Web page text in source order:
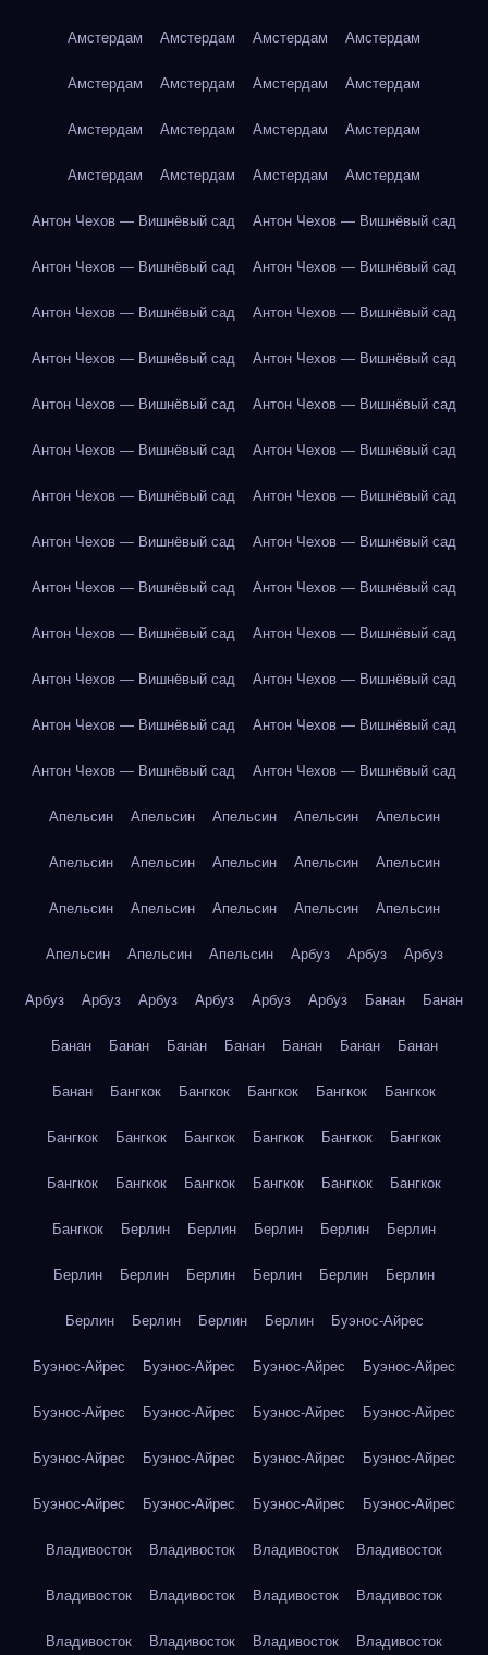
Амстердам Амстердам Амстердам Амстердам
Амстердам Амстердам Амстердам Амстердам
Амстердам Амстердам Амстердам Амстердам
Амстердам Амстердам Амстердам Амстердам
Антон Чехов — Вишнёвый сад Антон Чехов — Вишнёвый сад
Антон Чехов — Вишнёвый сад Антон Чехов — Вишнёвый сад
Антон Чехов — Вишнёвый сад Антон Чехов — Вишнёвый сад
Антон Чехов — Вишнёвый сад Антон Чехов — Вишнёвый сад
Антон Чехов — Вишнёвый сад Антон Чехов — Вишнёвый сад
Антон Чехов — Вишнёвый сад Антон Чехов — Вишнёвый сад
Антон Чехов — Вишнёвый сад Антон Чехов — Вишнёвый сад
Антон Чехов — Вишнёвый сад Антон Чехов — Вишнёвый сад
Антон Чехов — Вишнёвый сад Антон Чехов — Вишнёвый сад
Антон Чехов — Вишнёвый сад Антон Чехов — Вишнёвый сад
Антон Чехов — Вишнёвый сад Антон Чехов — Вишнёвый сад
Антон Чехов — Вишнёвый сад Антон Чехов — Вишнёвый сад
Антон Чехов — Вишнёвый сад Антон Чехов — Вишнёвый сад
Апельсин Апельсин Апельсин Апельсин Апельсин
Апельсин Апельсин Апельсин Апельсин Апельсин
Апельсин Апельсин Апельсин Апельсин Апельсин
Апельсин Апельсин Апельсин Арбуз Арбуз Арбуз
Арбуз Арбуз Арбуз Арбуз Арбуз Арбуз Банан Банан
Банан Банан Банан Банан Банан Банан Банан
Банан Бангкок Бангкок Бангкок Бангкок Бангкок
Бангкок Бангкок Бангкок Бангкок Бангкок Бангкок
Бангкок Бангкок Бангкок Бангкок Бангкок Бангкок
Бангкок Берлин Берлин Берлин Берлин Берлин
Берлин Берлин Берлин Берлин Берлин Берлин
Берлин Берлин Берлин Берлин Буэнос-Айрес
Буэнос-Айрес Буэнос-Айрес Буэнос-Айрес Буэнос-Айрес
Буэнос-Айрес Буэнос-Айрес Буэнос-Айрес Буэнос-Айрес
Буэнос-Айрес Буэнос-Айрес Буэнос-Айрес Буэнос-Айрес
Буэнос-Айрес Буэнос-Айрес Буэнос-Айрес Буэнос-Айрес
Владивосток Владивосток Владивосток Владивосток
Владивосток Владивосток Владивосток Владивосток
Владивосток Владивосток Владивосток Владивосток